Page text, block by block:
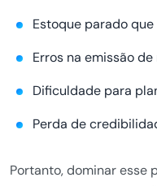
Estoque parado
Erros na emissão
Dificuldade para
Perda de
Portanto, dominar esse